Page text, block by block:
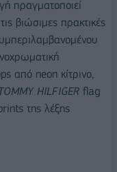
πραγματοποιεί
βιώσιμες πρακτικές
από neon κίτρινο,
TOMMY HILFIGER flag
της λέξης